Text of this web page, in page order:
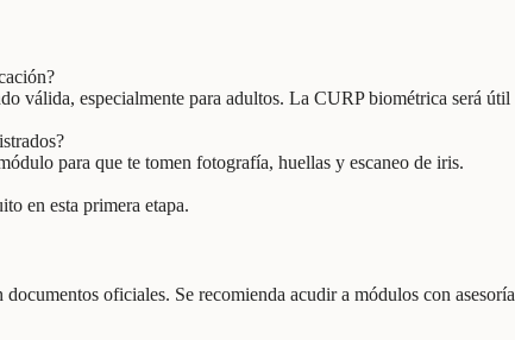
válida, especialmente para adultos. La CURP biométrica será útil
para que te tomen fotografía, huellas y escaneo de iris.
en esta primera etapa.
oficiales. Se recomienda acudir a módulos con asesoría